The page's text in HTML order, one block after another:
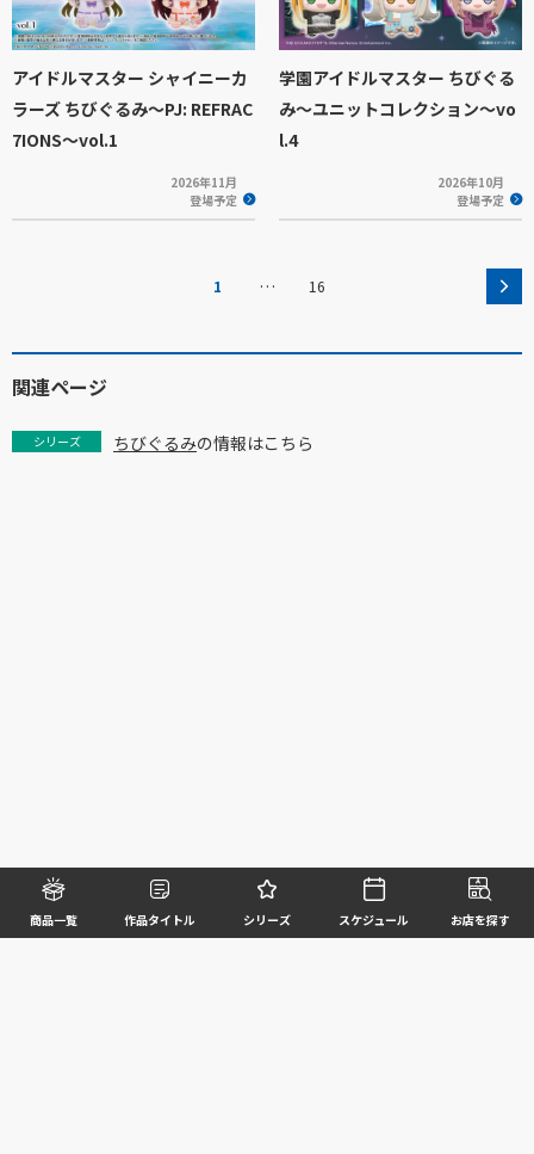
商品一覧 作品タイトル シリーズ スケジュール お店を探す
アイドルマスター シャイニーカ
ラーズ ちびぐるみ～PJ: REFRAC
7IONS～vol.1
2026年11月
登場予定
学園アイドルマスター ちびぐる
み～ユニットコレクション～vo
l.4
2026年10月
登場予定
1 … 16
関連ページ
シリーズ ちびぐるみの情報はこちら